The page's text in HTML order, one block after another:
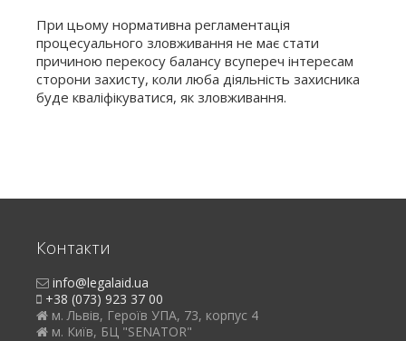
При цьому нормативна регламентація
процесуального зловживання не має стати
причиною перекосу балансу всупереч інтересам
сторони захисту, коли люба діяльність захисника
буде кваліфікуватися, як зловживання.
Контакти
info@legalaid.ua
+38 (073) 923 37 00
м. Львів, Героїв УПА, 73, корпус 4
м. Київ, БЦ "SENATOR"